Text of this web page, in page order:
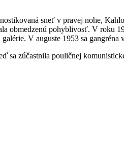
sneť v pravej nohe,
obmedzenú pohyblivosť. V roku
V auguste 1953 sa
sa zúčastnila pouličnej